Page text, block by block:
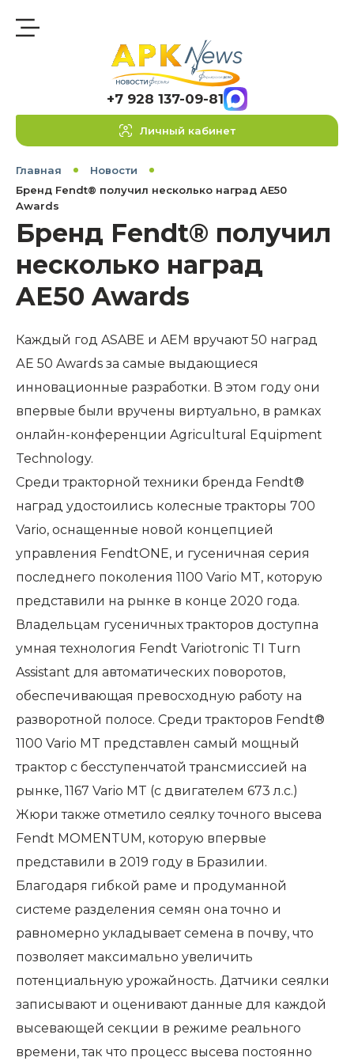
+7 928 137-09-81
Личный кабинет
Главная
Новости
Бренд Fendt® получил несколько наград AE50
Awards
Бренд Fendt® получил
несколько наград
AE50 Awards
Каждый год ASABE и AEM вручают 50 наград
АЕ 50 Awards за самые выдающиеся
инновационные разработки. В этом году они
впервые были вручены виртуально, в рамках
онлайн-конференции Agricultural Equipment
Technology.
Среди тракторной техники бренда Fendt®
наград удостоились колесные тракторы 700
Vario, оснащенные новой концепцией
управления FendtONE, и гусеничная серия
последнего поколения 1100 Vario MT, которую
представили на рынке в конце 2020 года.
Владельцам гусеничных тракторов доступна
умная технология Fendt Variotronic TI Turn
Assistant для автоматических поворотов,
обеспечивающая превосходную работу на
разворотной полосе. Среди тракторов Fendt®
1100 Vario MT представлен самый мощный
трактор с бесступенчатой трансмиссией на
рынке, 1167 Vario MT (с двигателем 673 л.с.)
Жюри также отметило сеялку точного высева
Fendt MOMENTUM, которую впервые
представили в 2019 году в Бразилии.
Благодаря гибкой раме и продуманной
системе разделения семян она точно и
равномерно укладывает семена в почву, что
позволяет максимально увеличить
потенциальную урожайность. Датчики сеялки
записывают и оценивают данные для каждой
высевающей секции в режиме реального
времени, так что процесс высева постоянно